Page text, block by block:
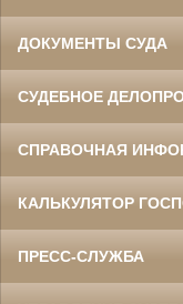
ДОКУМЕНТЫ СУДА
СУДЕБНОЕ
СПРАВОЧНАЯ
КАЛЬКУЛЯТОР
ПРЕСС-СЛУЖБА